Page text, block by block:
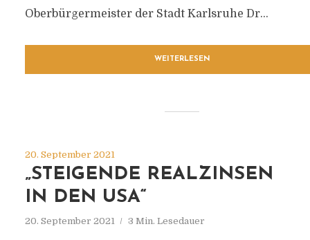
Oberbürgermeister der Stadt Karlsruhe Dr...
WEITERLESEN
20. September 2021
„STEIGENDE REALZINSEN
IN DEN USA“
20. September 2021 3 Min. Lesedauer